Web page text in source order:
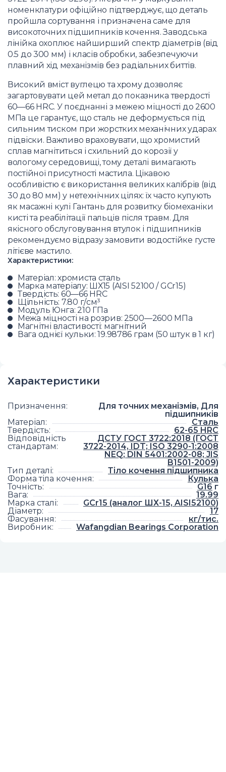
номенклатури офіційно підтверджує, що деталь
пройшла сортування і призначена саме для
високоточних підшипників кочення. Заводська
лінійка охоплює найширший спектр діаметрів (від
0.5 до 300 мм) і класів обробки, забезпечуючи
плавний хід механізмів без радіальних биттів.
Високий вміст вуглецю та хрому дозволяє
загартовувати цей метал до показника твердості
60—66 HRC. У поєднанні з межею міцності до 2600
МПа це гарантує, що сталь не деформується під
сильним тиском при жорстких механічних ударах
підвіски. Важливо враховувати, що хромистий
сплав магнітиться і схильний до корозії у
вологому середовищі, тому деталі вимагають
постійної присутності мастила. Цікавою
особливістю є використання великих калібрів (від
30 до 80 мм) у нетехнічних цілях: їх часто купують
як масажні кулі Гантань для розвитку біомеханіки
кисті та реабілітації пальців після травм. Для
якісного обслуговування втулок і підшипників
рекомендуємо відразу замовити водостійке густе
літієве мастило.
Характеристики:
Матеріал: хромиста сталь
Марка матеріалу: ШХ15 (AISI 52100 / GCr15)
Твердість: 60—66 HRC
Щільність: 7.80 г/см³
Модуль Юнга: 210 ГПа
Межа міцності на розрив: 2500—2600 МПа
Магнітні властивості: магнітний
Вага однієї кульки: 19.98786 грам (50 штук в 1 кг)
Характеристики
Призначення:
Для точних механізмів, Для
підшипників
Матеріал:
Сталь
Твердість:
62-65 HRC
Відповідність
стандартам:
ДСТУ ГОСТ 3722:2018 (ГОСТ
3722-2014, IDT; ISO 3290-1:2008
NEQ; DIN 5401:2002-08; JIS
B1501-2009)
Тип деталі:
Тіло кочення підшипника
Форма тіла кочення:
Кулька
Точність: G16 г
Вага:
19.99
Марка сталі:
GCr15 (аналог ШХ-15, AISI52100)
Діаметр:
17
Фасування:
кг/тис.
Виробник: Wafangdian Bearings Corporation